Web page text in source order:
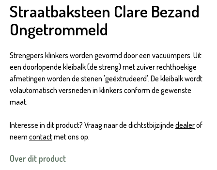
Straatbaksteen Clare Bezand
Ongetrommeld
Strengpers klinkers worden gevormd door een vacuümpers. Uit
een doorlopende kleibalk (de streng) met zuiver rechthoekige
afmetingen worden de stenen 'geëxtrudeerd'. De kleibalk wordt
volautomatisch versneden in klinkers conform de gewenste
maat.
Interesse in dit product? Vraag naar de dichtstbijzijnde dealerof
neem contactmet ons op.
Over dit product